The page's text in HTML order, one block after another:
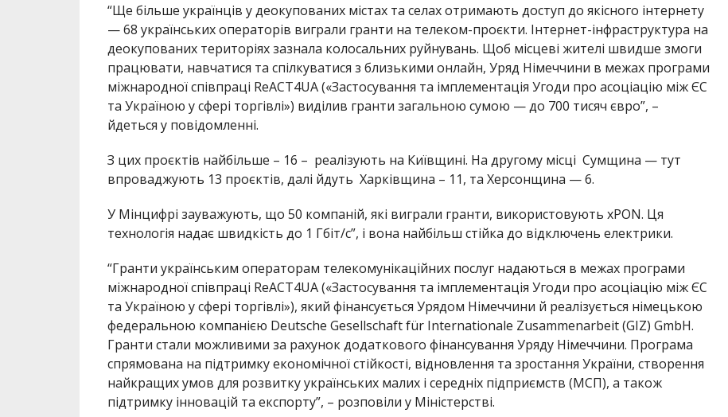
“Ще більше українців у деокупованих містах та селах отримають доступ до якісного інтернету
— 68 українських операторів виграли гранти на телеком-проєкти. Інтернет-інфраструктура на
деокупованих територіях зазнала колосальних руйнувань. Щоб місцеві жителі швидше змоги
працювати, навчатися та спілкуватися з близькими онлайн, Уряд Німеччини в межах програми
міжнародної співпраці ReACT4UA («Застосування та імплементація Угоди про асоціацію між ЄС
та Україною у сфері торгівлі») виділив гранти загальною сумою — до 700 тисяч євро”, –
йдеться у повідомленні.
З цих проєктів найбільше – 16 – реалізують на Київщині. На другому місці Сумщина — тут
впроваджують 13 проєктів, далі йдуть Харківщина – 11, та Херсонщина — 6.
У Мінцифрі зауважують, що 50 компаній, які виграли гранти, використовують xPON. Ця
технологія надає швидкість до 1 Гбіт/c”, і вона найбільш стійка до відключень електрики.
“Гранти українським операторам телекомунікаційних послуг надаються в межах програми
міжнародної співпраці ReACT4UA («Застосування та імплементація Угоди про асоціацію між ЄС
та Україною у сфері торгівлі»), який фінансується Урядом Німеччини й реалізується німецькою
федеральною компанією Deutsche Gesellschaft für Internationale Zusammenarbeit (GIZ) GmbH.
Гранти стали можливими за рахунок додаткового фінансування Уряду Німеччини. Програма
спрямована на підтримку економічної стійкості, відновлення та зростання України, створення
найкращих умов для розвитку українських малих і середніх підприємств (МСП), а також
підтримку інновацій та експорту”, – розповіли у Міністерстві.